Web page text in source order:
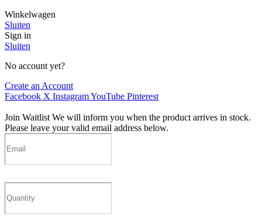
Winkelwagen
Sluiten
Sign in
Sluiten
No account yet?
Create an Account
Facebook X InstagramYouTube Pinterest
Join Waitlist We will inform you when the product arrives in stock.
Please leave your valid email address below.